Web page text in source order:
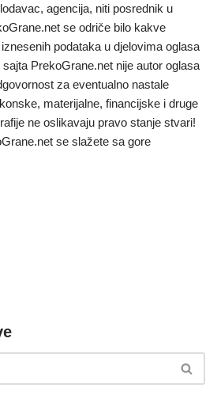
agencija, niti posrednik u
se odriče bilo kakve
podataka u djelovima oglasa
PrekoGrane.net nije autor oglasa
za eventualno nastale
materijalne, financijske i druge
ne oslikavaju pravo stanje stvari!
se slažete sa gore